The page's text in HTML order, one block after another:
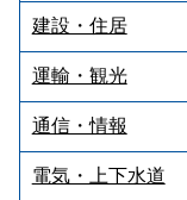
建設・住居
運輸・観光
通信・情報
電気・上下水道